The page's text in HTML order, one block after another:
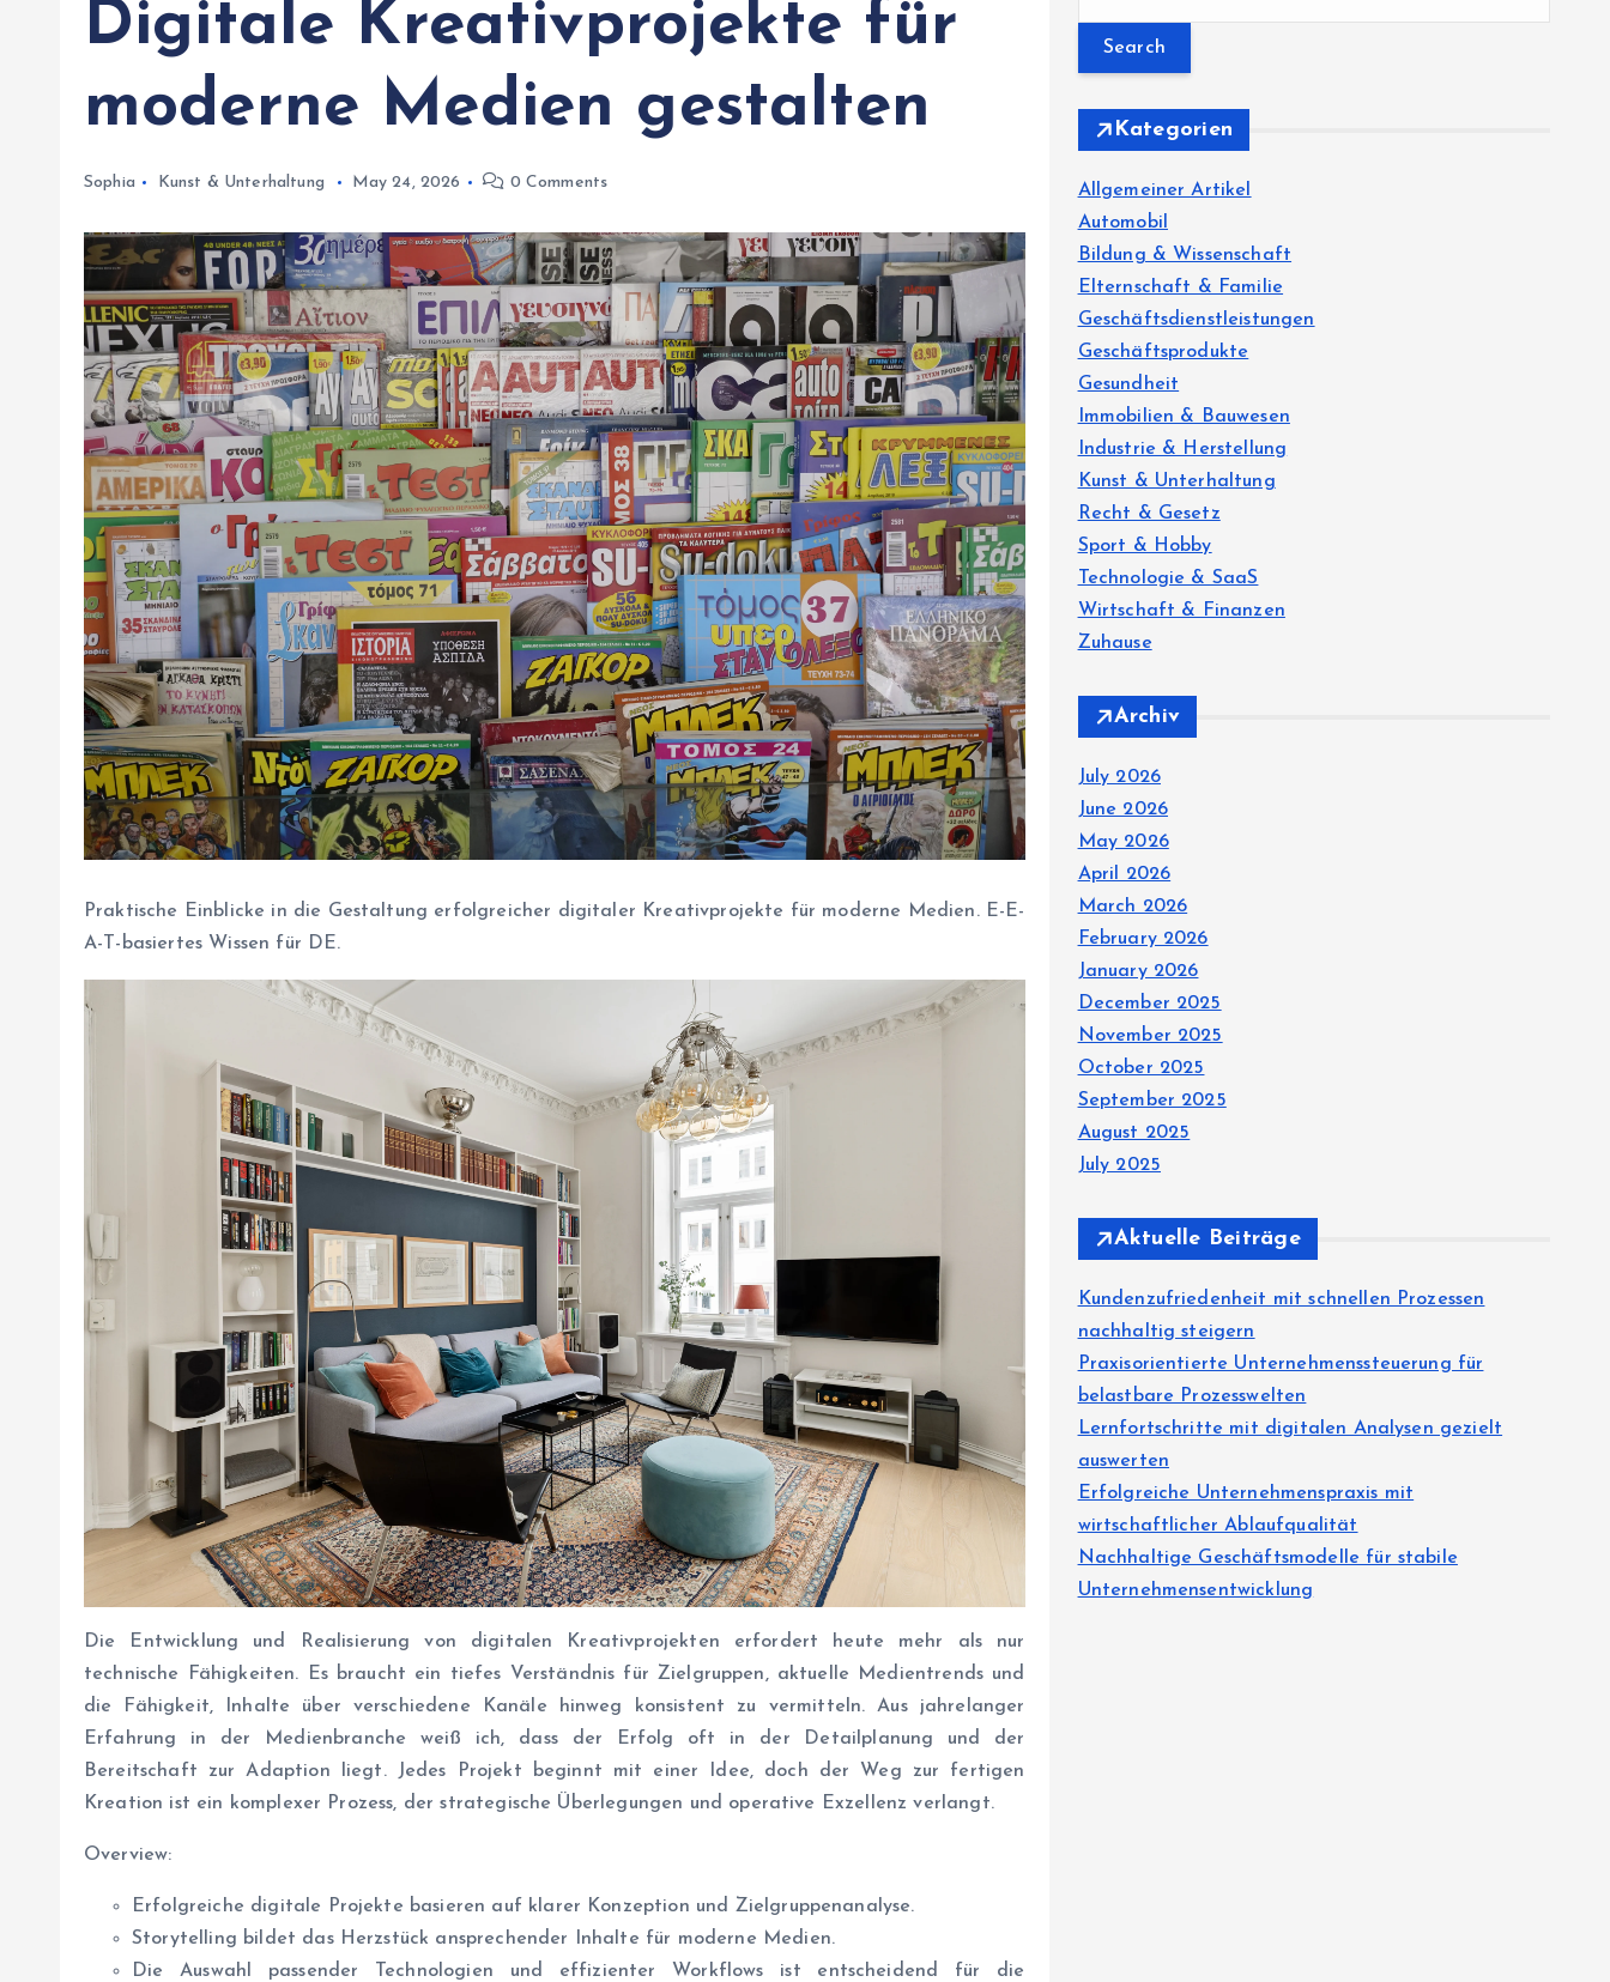
Digitale Kreativprojekte für
moderne Medien gestalten
Sophia Kunst & Unterhaltung May 24, 2026 0 Comments
Praktische Einblicke in die Gestaltung erfolgreicher digitaler Kreativprojekte für moderne Medien. E-E-
A-T-basiertes Wissen für DE.
Die Entwicklung und Realisierung von digitalen Kreativprojekten erfordert heute mehr als nur
technische Fähigkeiten. Es braucht ein tiefes Verständnis für Zielgruppen, aktuelle Medientrends und
die Fähigkeit, Inhalte über verschiedene Kanäle hinweg konsistent zu vermitteln. Aus jahrelanger
Erfahrung in der Medienbranche weiß ich, dass der Erfolg oft in der Detailplanung und der
Bereitschaft zur Adaption liegt. Jedes Projekt beginnt mit einer Idee, doch der Weg zur fertigen
Kreation ist ein komplexer Prozess, der strategische Überlegungen und operative Exzellenz verlangt.
Overview:
Erfolgreiche digitale Projekte basieren auf klarer Konzeption und Zielgruppenanalyse.
Storytelling bildet das Herzstück ansprechender Inhalte für moderne Medien.
Die Auswahl passender Technologien und effizienter Workflows ist entscheidend für die
r
c
o
r
:
Kategorien
Allgemeiner Artikel
Automobil
Bildung & Wissenschaft
Elternschaft & Familie
Geschäftsdienstleistungen
Geschäftsprodukte
Gesundheit
Immobilien & Bauwesen
Industrie & Herstellung
Kunst & Unterhaltung
Recht & Gesetz
Sport & Hobby
Technologie & SaaS
Wirtschaft & Finanzen
Zuhause
Archiv
July 2026
June 2026
May 2026
April 2026
March 2026
February 2026
January 2026
December 2025
November 2025
October 2025
September 2025
August 2025
July 2025
Aktuelle Beiträge
Kundenzufriedenheit mit schnellen Prozessen
nachhaltig steigern
Praxisorientierte Unternehmenssteuerung für
belastbare Prozesswelten
Lernfortschritte mit digitalen Analysen gezielt
auswerten
Erfolgreiche Unternehmenspraxis mit
wirtschaftlicher Ablaufqualität
Nachhaltige Geschäftsmodelle für stabile
Unternehmensentwicklung